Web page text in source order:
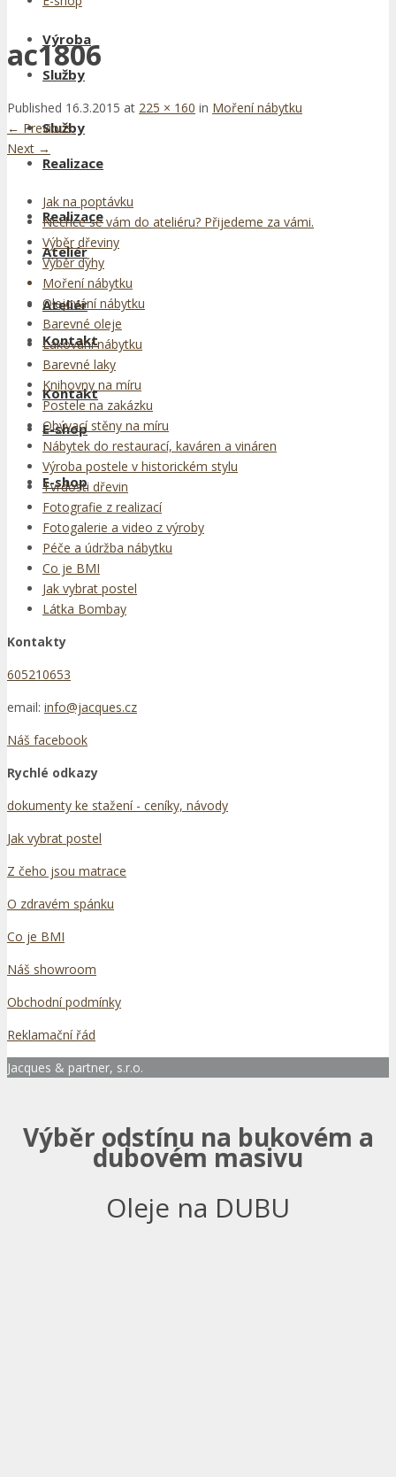
Služby
Realizace
Ateliér
Kontakt
E-shop
Výroba
Služby
Realizace
Ateliér
Kontakt
E-shop
ac1806
Published 16.3.2015 at 225 × 160 in Moření nábytku
← Previous
Next →
Jak na poptávku
Nechce se vám do ateliéru? Přijedeme za vámi.
Výběr dřeviny
Výběr dýhy
Moření nábytku
Olejování nábytku
Barevné oleje
Lakování nábytku
Barevné laky
Knihovny na míru
Postele na zakázku
Obývací stěny na míru
Nábytek do restaurací, kaváren a vináren
Výroba postele v historickém stylu
Tvrdosti dřevin
Fotografie z realizací
Fotogalerie a video z výroby
Péče a údržba nábytku
Co je BMI
Jak vybrat postel
Látka Bombay
Kontakty
605210653
email: info@jacques.cz
Náš facebook
Rychlé odkazy
dokumenty ke stažení - ceníky, návody
Jak vybrat postel
Z čeho jsou matrace
O zdravém spánku
Co je BMI
Náš showroom
Obchodní podmínky
Reklamační řád
Jacques & partner, s.r.o.
Výběr odstínu na bukovém a
dubovém masivu
Oleje na DUBU